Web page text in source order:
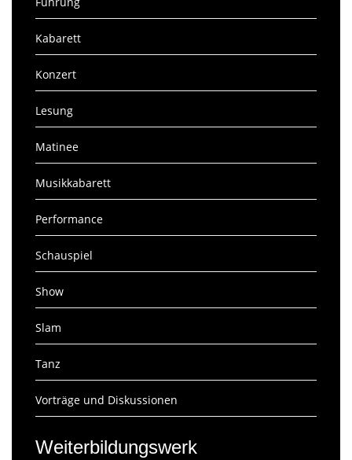
Kabarett
Konzert
Lesung
Matinee
Musikkabarett
Performance
Schauspiel
Show
Slam
Tanz
Vorträge und Diskussionen
Weiterbildungswerk